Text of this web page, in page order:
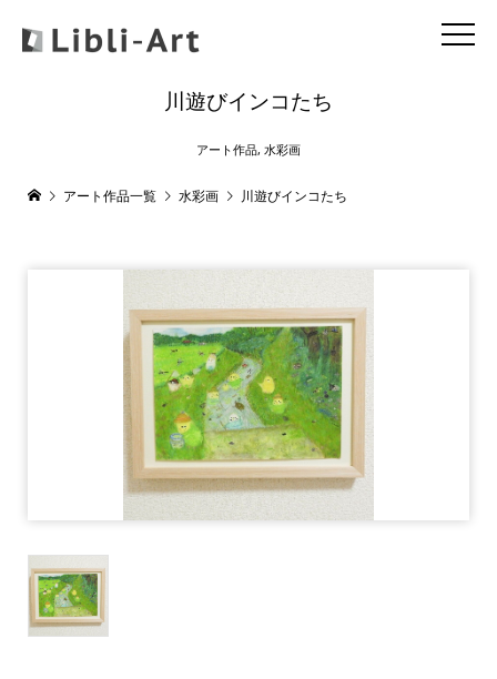
川遊びインコたち
アート作品, 水彩画
アート作品一覧 水彩画 川遊びインコたち